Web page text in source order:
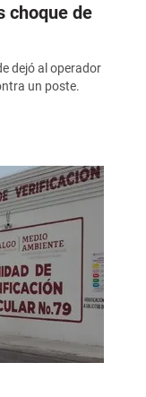
choque de
dejó al operador
un poste.